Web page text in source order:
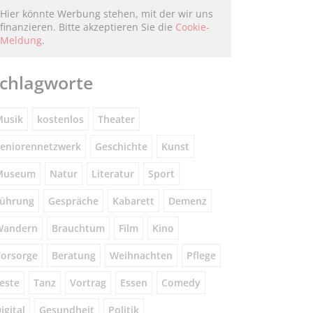
Hier könnte Werbung stehen, mit der wir uns
finanzieren. Bitte akzeptieren Sie die Cookie-
Meldung.
kostenlos Theater
Geschichte Kunst
Natur Literatur Sport
Gespräche Kabarett Demenz
Brauchtum Film Kino
Beratung Weihnachten Pflege
Tanz Vortrag Essen Comedy
Gesundheit Politik